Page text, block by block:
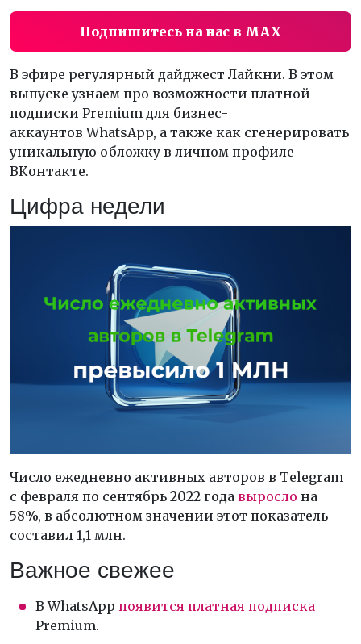
Подпишитесь на нас в MAX
В эфире регулярный дайджест Лайкни. В этом
выпуске узнаем про возможности платной
подписки Premium для бизнес-
аккаунтов WhatsApp, а также как сгенерировать
уникальную обложку в личном профиле
ВКонтакте.
Цифра недели
Число ежедневно активных авторов в Telegram
с февраля по сентябрь 2022 года выросло на
58%, в абсолютном значении этот показатель
составил 1,1 млн.
Важное свежее
В WhatsApp появится платная подписка
Premium.